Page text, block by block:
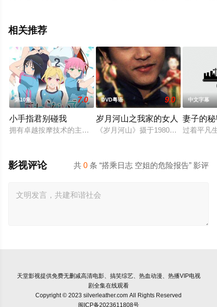
相关推荐
第10集 7.0
小手指君别碰我
拥有卓越按摩技术的主人公·小手指向阳。立志成为运动医生的
DVD粤语 9.0
岁月河山之我家的女人
《岁月河山》摄于1980年，是一小
中文字幕
妻子的
过着平凡
共0 条 “搭乘日志 空姐的危险报告” 影评
影视评论
天堂影视提供免费无删减高清电影、搞笑综艺、热血动漫、热播VIP电视
剧全集在线观看
Copyright © 2023 silverleather.com All Rights Reserved
闽ICP备2023611808号